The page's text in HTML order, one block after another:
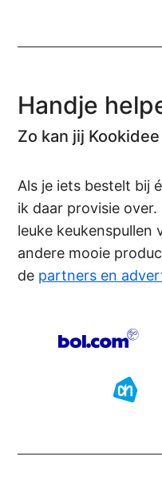
Handje
Zo kan jij
Als je iets bestelt bij
ik daar provisie
leuke keukenspullen
andere mooie
de partners en